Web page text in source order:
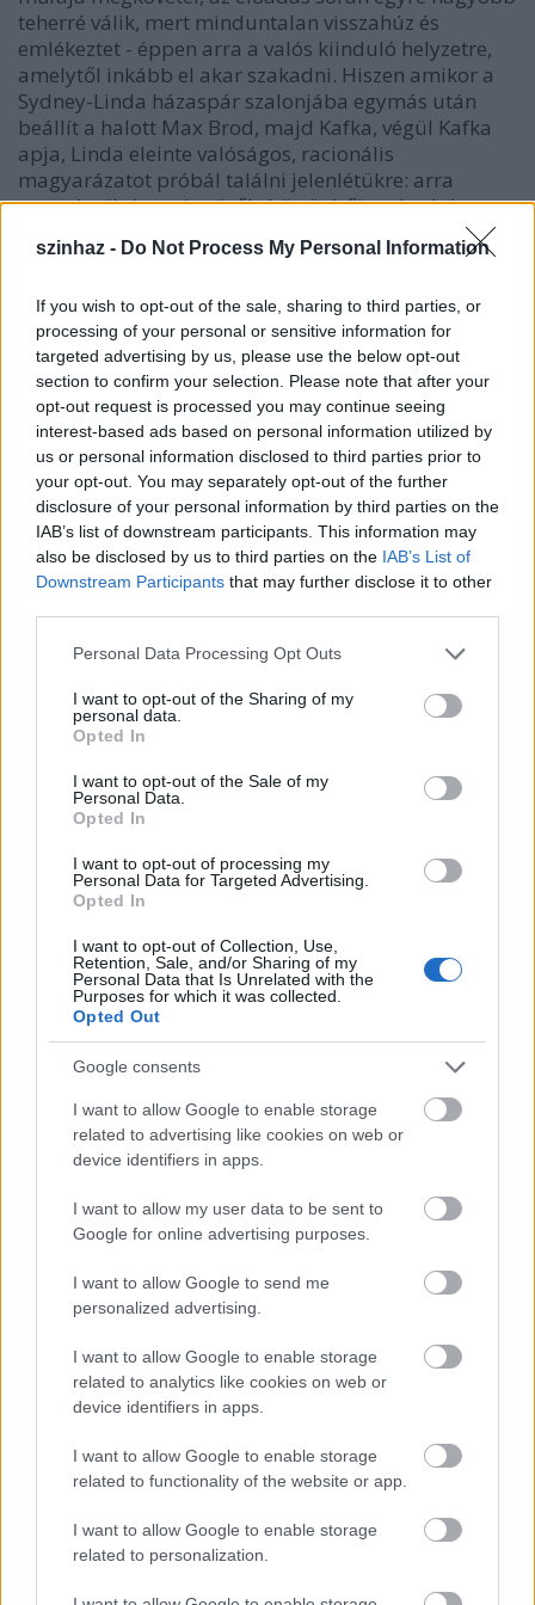
szinhaz - Do Not Process My Personal Information
If you wish to opt-out of the sale, sharing to third parties, or
processing of your personal or sensitive information for
targeted advertising by us, please use the below opt-out
section to confirm your selection. Please note that after your
opt-out request is processed you may continue seeing
interest-based ads based on personal information utilized by
us or personal information disclosed to third parties prior to
your opt-out. You may separately opt-out of the further
disclosure of your personal information by third parties on the
IAB’s list of downstream participants. This information may
also be disclosed by us to third parties on the IAB’s List of
Downstream Participants that may further disclose it to other
Please note that this website/app uses one or more Google
not limited to your visit or usage behaviour. You may click to
grant or deny consent to Google and its third-party tags to
use your data for below specified purposes in below Google
consent section.
Personal Data Processing Opt Outs
I want to opt-out of the Sharing of my
personal data.
Opted In
I want to opt-out of the Sale of my
Personal Data.
Opted In
I want to opt-out of processing my
Personal Data for Targeted Advertising.
Opted In
I want to opt-out of Collection, Use,
Retention, Sale, and/or Sharing of my
Personal Data that Is Unrelated with the
Purposes for which it was collected.
Opted Out
Google consents
I want to allow Google to enable storage
related to advertising like cookies on web or
device identifiers in apps.
I want to allow my user data to be sent to
Google for online advertising purposes.
I want to allow Google to send me
personalized advertising.
I want to allow Google to enable storage
related to analytics like cookies on web or
device identifiers in apps.
I want to allow Google to enable storage
related to functionality of the website or app.
I want to allow Google to enable storage
related to personalization.
teherré válik, mert minduntalan visszahúz és
emlékeztet - éppen arra a valós kiinduló helyzetre,
amelytől inkább el akar szakadni. Hiszen amikor a
Sydney-Linda házaspár szalonjába egymás után
beállít a halott Max Brod, majd Kafka, végül Kafka
apja, Linda eleinte valóságos, racionális
magyarázatot próbál találni jelenlétükre: arra
gyanakszik, hogy betörők, börtönből szabadult
filosz-gyilkosok, vagy esetleg a társadalombiztosító
emberei. Ám lassan megfeledkezik - vagy a szerző,
Brodot és Kafkát fogadja el valóságnak. A
mindennapi ráció és a valóság bizonyos
szempontból legyőzetik, vagy legalábbis feledésbe
merül. A darab egyfelől elrugaszkodik a hétköznapi
logikától (végül a mennyországban köt ki), másfelől
szinte mindvégig készenlétben tartja azt, és
alkalmanként belefogódzik. Bruck János rendező
viszont csak a "másfelőlben", a valóságban bízik.
Ezért aztán nem tart távolságot sem a darabtól, sem
a figuráktól, sem a történettől.
Max Brod úgy lép be Sydney házába - kilétét eleinte
nem fedve fel -, hogy közli: mivel nem talált
nyilvános vécét, a család kertjét használta erre a
teknősbékát. A teknősbéka problematikus szereplő:
valahogyan muszáj a színpadon lennie. Ott is van:
egyenletes tempóban még ki is araszol onnan. Tehát
felkelti a valóság tökéletes illúzióját, anélkül, hogy
valóságos lenne, ráadásul a "hamissága" sincsen
kijátszva. A valóság másolata - de mint másolat nem
játszik.
A darab címe irodalom ironikus alulnézetben - s ez a
könnyed irónia, távolságtartás és játékosság
mindvégig jelen van (Gecsényi Györgyi gördülékeny
párbeszédeiben is). Max már az első jelenetben
tudja, hogy mi lesz majd, ismeri a kéziratok jövőjét,
de nem azért, mintha próféta lenne, hanem mert a
jelenből - a mi jelenünkből - látja a múltat. De az
abszurdba hajló könnyed nevetés a színpadon csak
az utolsó jelenetben, a felhők fölött valósul meg
A darabban jó szereplehetőségek vannak. A
házaspár nehéz terhe, akit épp egy öregotthonba
készülnek bedugni - mindössze pár szavas a
egyszavas kulcsmondatokat mond. Kállai Ferenc a
leghétköznapibb, és egyben a leginkább zavarba
ejtően bájos abszurdot csiholja ki belőle. A Kafka
(Őze Áron) és Max Brod (Görög László) párosnak az
első felvonásban vannak jó helyzetei, a másodikban
kettejük viszonyáról átkerül a hangsúly az apa-fiú
kapcsolatra. A két alak termékeny kontrasztban van:
Görög László színpadi jelenlétét, intenzitását,
simulékonyságát, humorát Őze Áron ikonszerű,
változatlan, merev Kafkája ellenpontozza. Őze (első